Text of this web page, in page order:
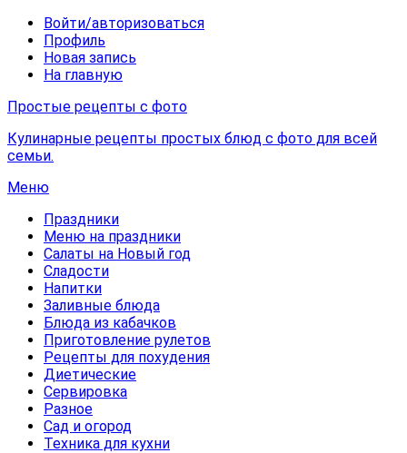
Войти/авторизоваться
Профиль
Новая запись
На главную
Простые рецепты с фото
Кулинарные рецепты простых блюд с фото для всей
семьи.
Меню
Праздники
Меню на праздники
Салаты на Новый год
Сладости
Напитки
Заливные блюда
Блюда из кабачков
Приготовление рулетов
Рецепты для похудения
Диетические
Сервировка
Разное
Сад и огород
Техника для кухни